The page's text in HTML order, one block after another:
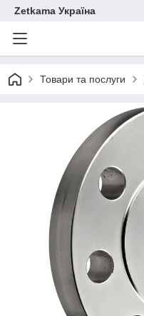
Zetkama Україна
Товари та послуги